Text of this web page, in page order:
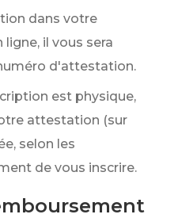
dans votre
il vous sera
d'attestation.
est physique,
attestation (sur
selon les
de vous inscrire.